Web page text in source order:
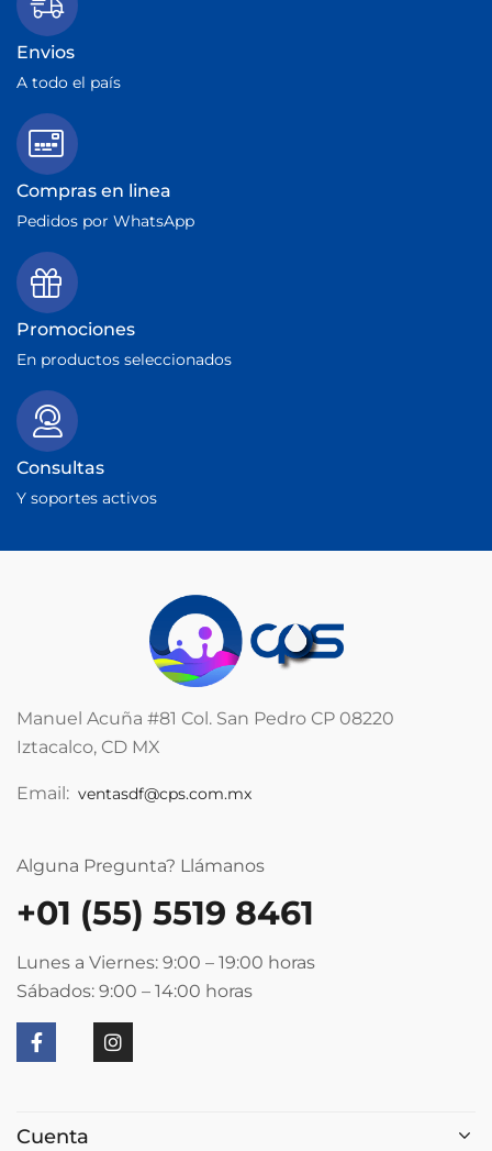
Envios
A todo el país
Compras en linea
Pedidos por WhatsApp
Promociones
En productos seleccionados
Consultas
Y soportes activos
Manuel Acuña #81 Col. San Pedro CP 08220
Iztacalco, CD MX
Email: ventasdf@cps.com.mx
Alguna Pregunta? Llámanos
+01 (55) 5519 8461
Lunes a Viernes: 9:00 – 19:00 horas
Sábados: 9:00 – 14:00 horas
Cuenta